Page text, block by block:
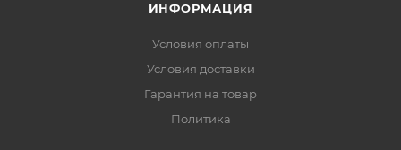
ИНФОРМАЦИЯ
Условия оплаты
Условия доставки
Гарантия на товар
Политика